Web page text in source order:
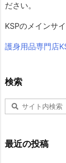
ださい。
KSPのメインサ
護身用品専門店
検索
最近の投稿